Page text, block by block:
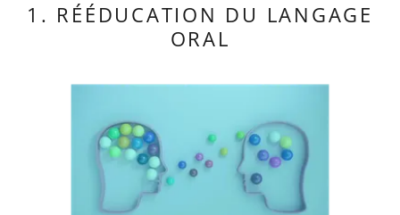
1. RÉÉDUCATION DU LANGAGE
ORAL